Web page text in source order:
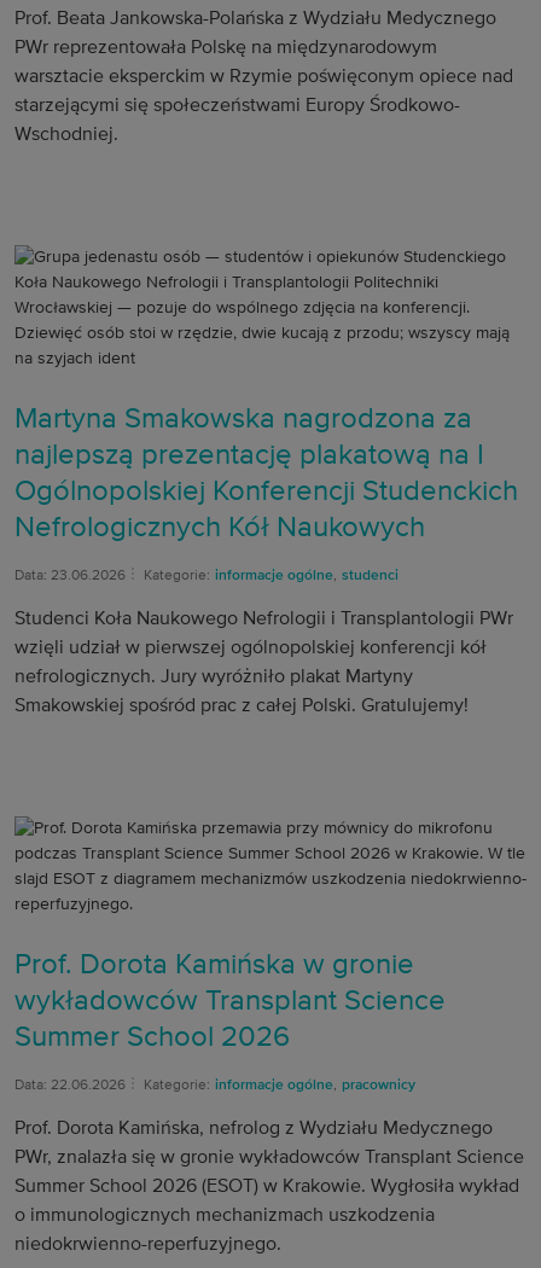
Prof. Beata Jankowska-Polańska z Wydziału Medycznego
PWr reprezentowała Polskę na międzynarodowym
warsztacie eksperckim w Rzymie poświęconym opiece nad
starzejącymi się społeczeństwami Europy Środkowo-
Wschodniej.
Martyna Smakowska nagrodzona za
najlepszą prezentację plakatową na I
Ogólnopolskiej Konferencji Studenckich
Nefrologicznych Kół Naukowych
Data: 23.06.2026 Kategorie: informacje ogólne, studenci
Studenci Koła Naukowego Nefrologii i Transplantologii PWr
wzięli udział w pierwszej ogólnopolskiej konferencji kół
nefrologicznych. Jury wyróżniło plakat Martyny
Smakowskiej spośród prac z całej Polski. Gratulujemy!
Prof. Dorota Kamińska w gronie
wykładowców Transplant Science
Summer School 2026
Data: 22.06.2026 Kategorie: informacje ogólne, pracownicy
Prof. Dorota Kamińska, nefrolog z Wydziału Medycznego
PWr, znalazła się w gronie wykładowców Transplant Science
Summer School 2026 (ESOT) w Krakowie. Wygłosiła wykład
o immunologicznych mechanizmach uszkodzenia
niedokrwienno-reperfuzyjnego.